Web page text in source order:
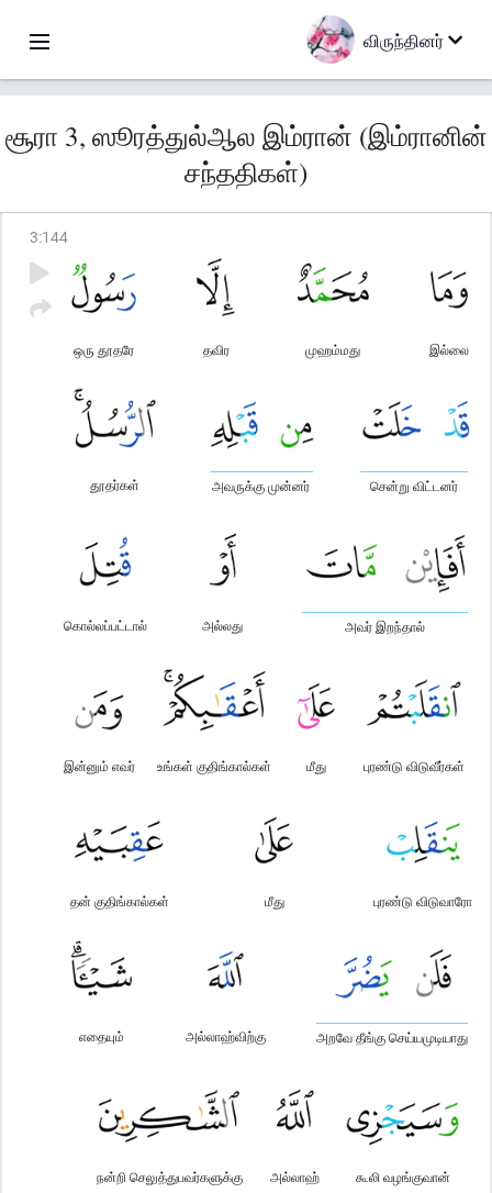
விருந்தினர்
சூரா 3, ஸூரத்துல்ஆல இம்ரான் (இம்ரானின்
சந்ததிகள்)
3:144
இல்லை
முஹம்மது
தவிர
ஒரு தூதரே
சென்று விட்டனர்
அவருக்கு முன்னர்
தூதர்கள்
அவர் இறந்தால்
அல்லது
கொல்லப்பட்டால்
புரண்டு விடுவீர்கள்
மீது
உங்கள் குதிங்கால்கள்
இன்னும் எவர்
புரண்டு விடுவாரோ
மீது
தன் குதிங்கால்கள்
அறவே தீங்கு செய்யமுடியாது
அல்லாஹ்விற்கு
எதையும்
கூலி வழங்குவான்
அல்லாஹ்
நன்றி செலுத்துபவர்களுக்கு